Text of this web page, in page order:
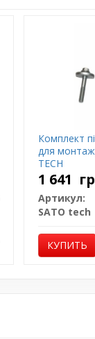
Комплект
для
TECH
1 641
Артикул:
SATO tech
КУПИТЬ